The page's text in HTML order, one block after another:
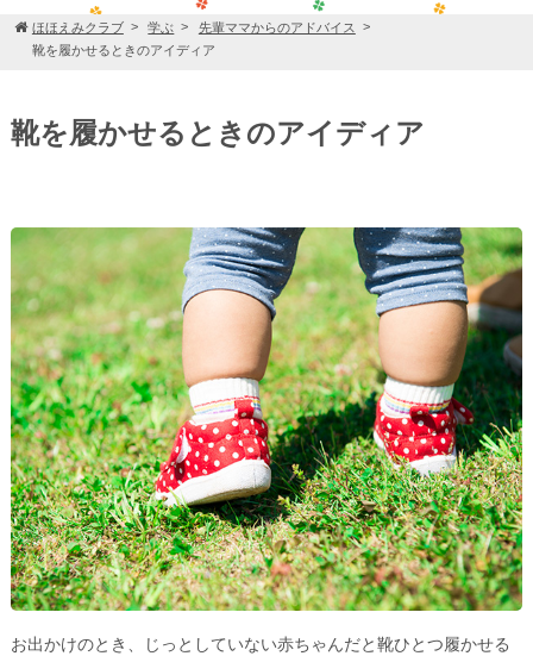
ほほえみクラブ 学ぶ
先輩ママからのアドバイス
靴を履かせるときのアイディア
靴を履かせるときのアイディア
お出かけのとき、じっとしていない赤ちゃんだと靴ひとつ履かせる